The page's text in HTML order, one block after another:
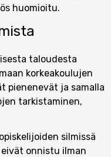
huomioitu.
taloudesta
korkeakoulujen
pienenevät ja samalla
tarkistaminen,
silmissä
onnistu ilman